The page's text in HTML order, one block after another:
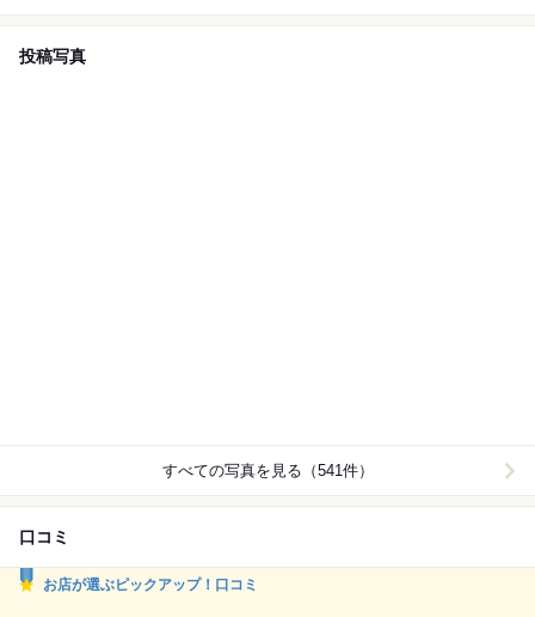
投稿写真
すべての写真を見る（541件）
口コミ
お店が選ぶピックアップ！口コミ